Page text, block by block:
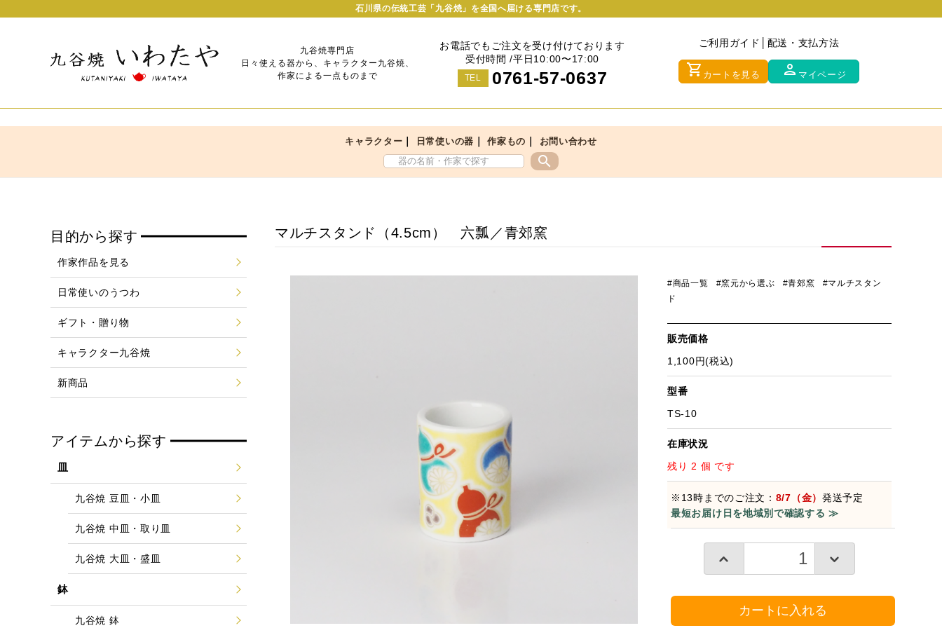
石川県の伝統工芸「九谷焼」を全国へ届ける専門店です。
九谷焼専門店
日々使える器から、キャラクター九谷焼、
作家による一点ものまで
お電話でもご注文を受け付けております
受付時間 /平日10:00〜17:00
TEL 0761-57-0637
ご利用ガイド 配送・支払方法
shopping_cart カートを見る person マイページ
キャラクター 日常使いの器 ｜作家もの お問い合わせ
search
マルチスタンド（4.5cm） 六瓢／青郊窯
#商品一覧 #窯元から選ぶ #青郊窯
#マルチスタン
ド
販売価格
1,100円(税込)
型番
TS-10
在庫状況
残り 2 個 です
※13時までのご注文： 8/7（金） 発送予定
最短お届け日を地域別で確認する ≫
カートに入れる
目的から探す
作家作品を見る
日常使いのうつわ
ギフト・贈り物
キャラクター九谷焼
新商品
アイテムから探す
皿
九谷焼 豆皿・小皿
九谷焼 中皿・取り皿
九谷焼 大皿・盛皿
鉢
九谷焼 鉢